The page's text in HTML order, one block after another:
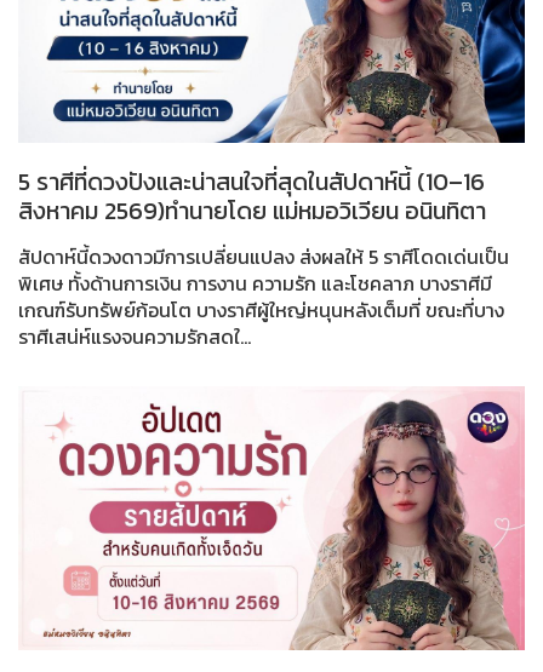
5 ราศีที่ดวงปังและน่าสนใจที่สุดในสัปดาห์นี้ (10–16
สิงหาคม 2569)ทำนายโดย แม่หมอวิเวียน อนินทิตา
สัปดาห์นี้ดวงดาวมีการเปลี่ยนแปลง ส่งผลให้ 5 ราศีโดดเด่นเป็น
พิเศษ ทั้งด้านการเงิน การงาน ความรัก และโชคลาภ บางราศีมี
เกณฑ์รับทรัพย์ก้อนโต บางราศีผู้ใหญ่หนุนหลังเต็มที่ ขณะที่บาง
ราศีเสน่ห์แรงจนความรักสดใ...